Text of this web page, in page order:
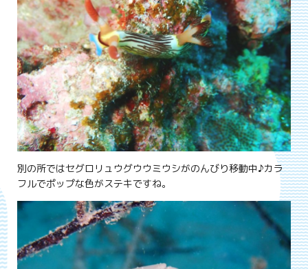
別の所ではセグロリュウグウウミウシがのんびり移動中♪カラ
フルでポップな色がステキですね。